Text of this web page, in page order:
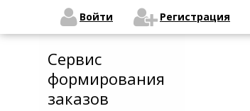
Войти Регистрация
Сервис
формирования
заказов